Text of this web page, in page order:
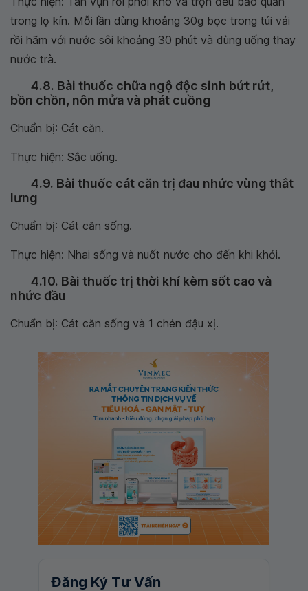
trong lọ kín. Mỗi lần dùng khoảng 30g bọc trong túi vải
rồi hãm với nước sôi khoảng 30 phút và dùng uống thay
nước trà.
4.8. Bài thuốc chữa ngộ độc sinh bứt rứt,
bồn chồn, nôn mửa và phát cuồng
Chuẩn bị: Cát căn.
Thực hiện: Sắc uống.
4.9. Bài thuốc cát căn trị đau nhức vùng thắt
lưng
Chuẩn bị: Cát căn sống.
Thực hiện: Nhai sống và nuốt nước cho đến khi khỏi.
4.10. Bài thuốc trị thời khí kèm sốt cao và
nhức đầu
Chuẩn bị: Cát căn sống và 1 chén đậu xị.
Đăng Ký Tư Vấn